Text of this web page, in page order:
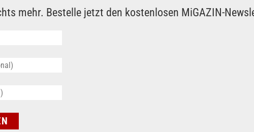
mehr. Bestelle jetzt den kostenlosen MiGAZIN-